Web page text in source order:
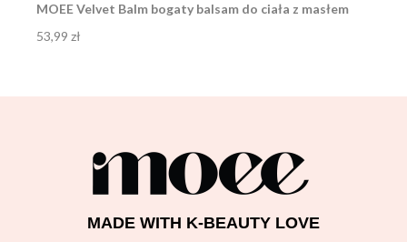
MOEE Velvet Balm bogaty balsam do ciała z masłem
Cena
53,99 zł
MADE WITH K-BEAUTY LOVE